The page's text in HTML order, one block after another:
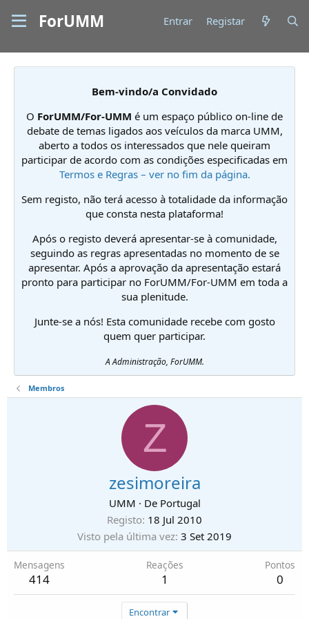
ForUMM Entrar Registar
Bem-vindo/a Convidado
O ForUMM/For-UMM é um espaço público on-line de
debate de temas ligados aos veículos da marca UMM,
aberto a todos os interessados que nele queiram
participar de acordo com as condições especificadas em
Termos e Regras – ver no fim da página.
Sem registo, não terá acesso à totalidade da informação
que consta nesta plataforma!
Após o registo deverá apresentar-se à comunidade,
seguindo as regras apresentadas no momento de se
apresentar. Após a aprovação da apresentação estará
pronto para participar no ForUMM/For-UMM em toda a
sua plenitude.
Junte-se a nós! Esta comunidade recebe com gosto
quem quer participar.
A Administração, ForUMM.
Membros
Z
zesimoreira
UMM · De Portugal
Registo 18 Jul 2010
Visto pela última vez 3 Set 2019
Mensagens
414
Reações
1
Pontos
0
Encontrar